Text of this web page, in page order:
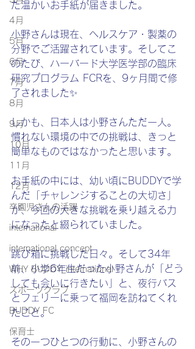
4月
5月
6月
7月
8月
9月
10月
11月
12月
卒園児さんの活躍
international
international concept
WHY BUDDY_international
スポーツクラブ
BUDDY FC
保育士
た温かいお手紙が届きました。
小野さんは現在、ヘルスケア・製薬の
分野でご活躍されています。そしてこ
のたび、ハーバード大学医学部の臨床
研究プログラム FCRを、9ヶ月間で修
了されました✨
しかも、日本人は小野さんただ一人。
慣れない環境の中での挑戦は、きっと
簡単なものではなかったと思います。
お手紙の中には、幼い頃にBUDDYで学
んだ「チャレンジすることの大切さ」
が、今回の大きな挑戦を乗り越える力
になったと綴られていました。
跳び箱に挑戦した日々。そして34年
前、小学6年生だった小野さんが「どう
しても会いに行きたい」と、夜行バス
とフェリーに乗って福岡を訪ねてくれ
たこと。
その一つひとつの行動に、小野さんの